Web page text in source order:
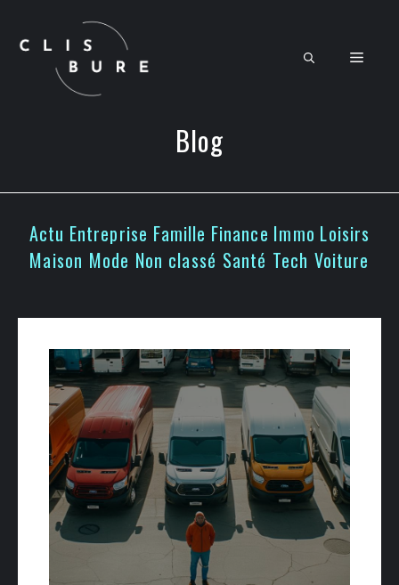
contenu
Menu
Blog
Actu Entreprise Famille Finance Immo Loisirs
Maison Mode Non classé Santé Tech Voiture